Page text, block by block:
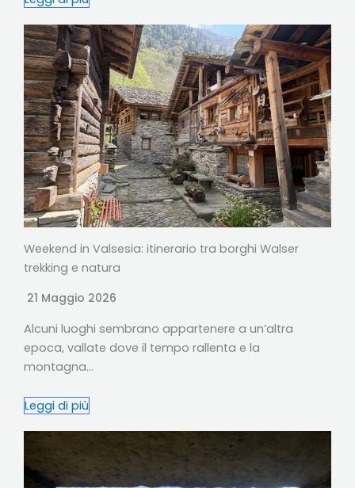
Weekend in Valsesia: itinerario tra borghi Walser
trekking e natura
21 Maggio 2026
Alcuni luoghi sembrano appartenere a un’altra
epoca, vallate dove il tempo rallenta e la
montagna…
Leggi di più